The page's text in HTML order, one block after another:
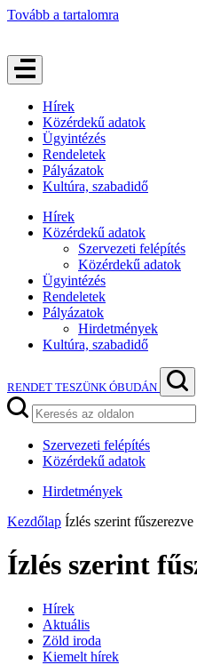
Tovább a tartalomra
Hírek
Közérdekű adatok
Ügyintézés
Rendeletek
Pályázatok
Kultúra, szabadidő
Hírek
Közérdekű adatok
Szervezeti felépítés
Közérdekű adatok
Ügyintézés
Rendeletek
Pályázatok
Hirdetmények
Kultúra, szabadidő
RENDET TESZÜNK ÓBUDÁN
Szervezeti felépítés
Közérdekű adatok
Hirdetmények
Kezdőlap Ízlés szerint fűszerezve
Ízlés szerint
Hírek
Aktuális
Zöld iroda
Kiemelt hírek